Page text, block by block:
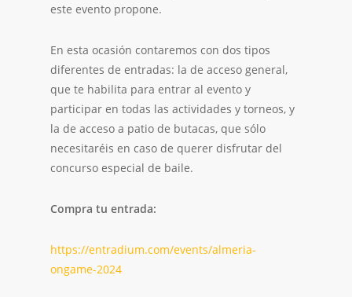
este evento propone.
En esta ocasión contaremos con dos tipos
diferentes de entradas: la de acceso general,
que te habilita para entrar al evento y
participar en todas las actividades y torneos, y
la de acceso a patio de butacas, que sólo
necesitaréis en caso de querer disfrutar del
concurso especial de baile.
Compra tu entrada:
https://entradium.com/events/almeria-
ongame-2024